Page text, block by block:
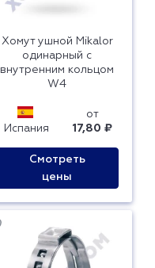
Хомут ушной Mikalor
одинарный с
внутренним кольцом
W4
Испания
от
17,80 ₽
Смотреть
цены